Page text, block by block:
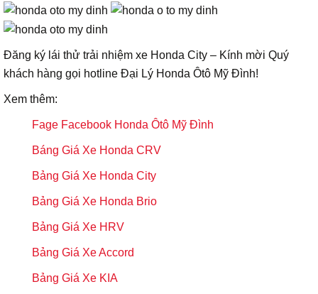
Đăng ký lái thử trải nhiệm xe Honda City – Kính mời Quý
khách hàng gọi hotline Đại Lý Honda Ôtô Mỹ Đình!
Xem thêm:
Fage Facebook Honda Ôtô Mỹ Đình
Báng Giá Xe Honda CRV
Bảng Giá Xe Honda City
Bảng Giá Xe Honda Brio
Bảng Giá Xe HRV
Bảng Giá Xe Accord
Bảng Giá Xe KIA